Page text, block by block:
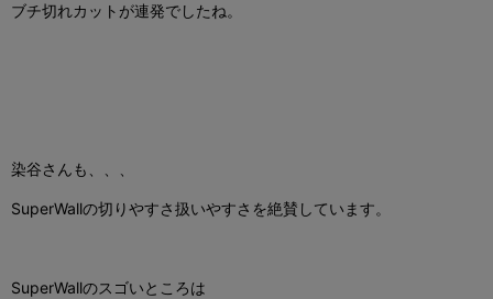
ブチ切れカットが連発でしたね。
染谷さんも、、、
SuperWallの切りやすさ扱いやすさを絶賛しています。
SuperWallのスゴいところは